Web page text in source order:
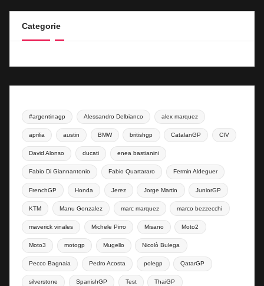
Categorie
#argentinagp Alessandro Delbianco alex marquez
aprilia austin BMW britishgp CatalanGP CIV
David Alonso ducati enea bastianini
Fabio Di Giannantonio Fabio Quartararo Fermin Aldeguer
FrenchGP Honda Jerez Jorge Martin JuniorGP
KTM Manu Gonzalez marc marquez marco bezzecchi
maverick vinales Michele Pirro Misano Moto2
Moto3 motogp Mugello Nicolò Bulega
Pecco Bagnaia Pedro Acosta polegp QatarGP
silverstone SpanishGP Test ThaiGP